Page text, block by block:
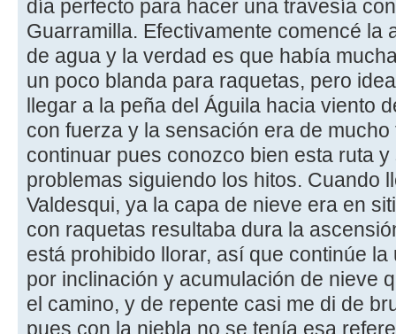
día perfecto para hacer una travesía
Guarramilla. Efectivamente comencé la
de agua y la verdad es que había
un poco blanda para raquetas, pero
llegar a la peña del Águila hacia viento
con fuerza y la sensación era de
continuar pues conozco bien esta ruta
problemas siguiendo los hitos. Cuando
Valdesqui, ya la capa de nieve era en
con raquetas resultaba dura la
está prohibido llorar, así que continúe
por inclinación y acumulación de nieve
el camino, y de repente casi me di de
pues con la niebla no se tenía esa